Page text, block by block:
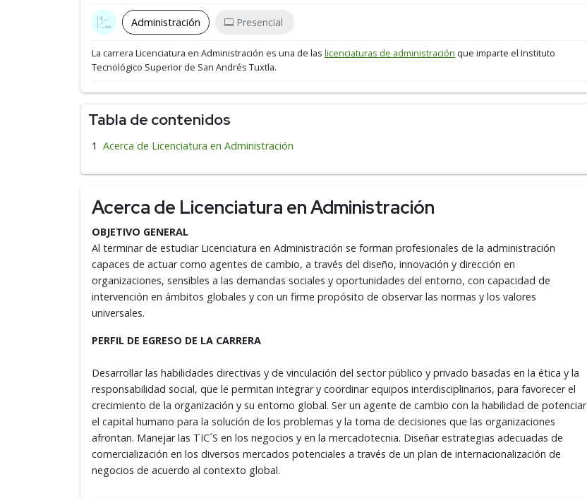
Administración Presencial
La carrera Licenciatura en Administración es una de las licenciaturas de administración que imparte el Instituto
Tecnológico Superior de San Andrés Tuxtla.
Tabla de contenidos
Acerca de Licenciatura en Administración
Acerca de Licenciatura en Administración
OBJETIVO GENERAL
Al terminar de estudiar Licenciatura en Administración se forman profesionales de la administración
capaces de actuar como agentes de cambio, a través del diseño, innovación y dirección en
organizaciones, sensibles a las demandas sociales y oportunidades del entorno, con capacidad de
intervención en ámbitos globales y con un firme propósito de observar las normas y los valores
universales.
PERFIL DE EGRESO DE LA CARRERA
Desarrollar las habilidades directivas y de vinculación del sector público y privado basadas en la ética y la
responsabilidad social, que le permitan integrar y coordinar equipos interdisciplinarios, para favorecer el
crecimiento de la organización y su entorno global. Ser un agente de cambio con la habilidad de potenciar
el capital humano para la solución de los problemas y la toma de decisiones que las organizaciones
afrontan. Manejar las TIC´S en los negocios y en la mercadotecnia. Diseñar estrategias adecuadas de
comercialización en los diversos mercados potenciales a través de un plan de internacionalización de
negocios de acuerdo al contexto global.